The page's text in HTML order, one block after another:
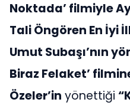
Noktada’ filmiyle
Tali Öngören En İyi
Umut Subaşı’nın
Biraz Felaket’
Özeler’in yönettiği